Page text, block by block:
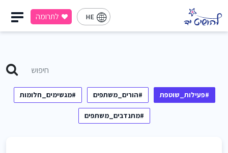
HE לתרומה
#פעילות_שוטפת #הורים_משתפים #מגשימים_חלומות
#מתנדבים_משתפים